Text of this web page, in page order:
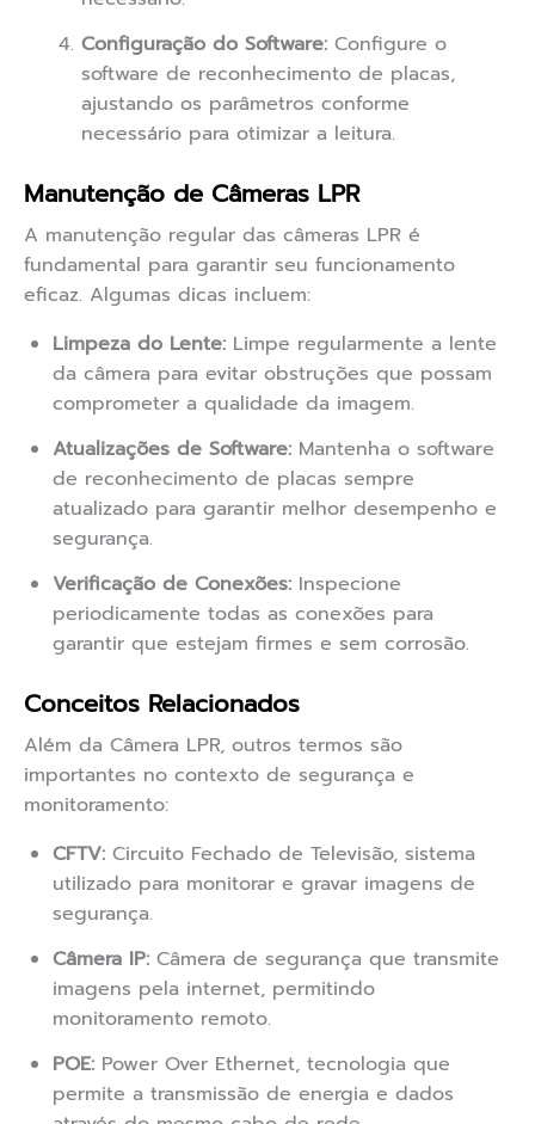
Configuração do Software: Configure o
software de reconhecimento de placas,
ajustando os parâmetros conforme
necessário para otimizar a leitura.
Manutenção de Câmeras LPR
A manutenção regular das câmeras LPR é
fundamental para garantir seu funcionamento
eficaz. Algumas dicas incluem:
Limpeza do Lente: Limpe regularmente a lente
da câmera para evitar obstruções que possam
comprometer a qualidade da imagem.
Atualizações de Software: Mantenha o software
de reconhecimento de placas sempre
atualizado para garantir melhor desempenho e
segurança.
Verificação de Conexões: Inspecione
periodicamente todas as conexões para
garantir que estejam firmes e sem corrosão.
Conceitos Relacionados
Além da Câmera LPR, outros termos são
importantes no contexto de segurança e
monitoramento:
CFTV: Circuito Fechado de Televisão, sistema
utilizado para monitorar e gravar imagens de
segurança.
Câmera IP: Câmera de segurança que transmite
imagens pela internet, permitindo
monitoramento remoto.
POE: Power Over Ethernet, tecnologia que
permite a transmissão de energia e dados